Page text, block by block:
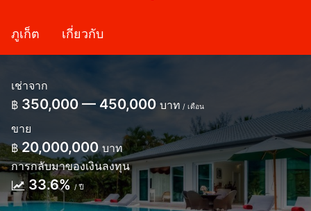
ภูเก็ต เกี่ยวกับ
เช่าจาก
฿ 350,000 — 450,000 บาท / เดือน
ขาย
฿ 20,000,000 บาท
การกลับมาของเงินลงทุน
33.6%/ ปี